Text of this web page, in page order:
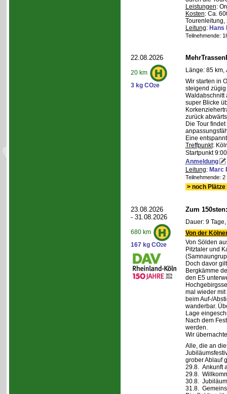
Leistungen:
Kosten: Ca.
Tourenleitung,
Leitung: Hans
Teilnehmende:
22.08.2026
20 km
3 kg CO2e
Länge: 85 km,
Wir starten in
steigend
Waldabschnitt
super Blicke
zurück
Die Tour
Eine
Treffpunkt:
Startpunkt
Anmeldung
Leitung: Marc
Teilnehmende:
> noch
23.08.2026
- 31.08.2026
680 km
167 kg CO2e
Zum
Dauer: 9
Von der
Von Sölden
Pitztaler und
Doch davor
Bergkämme
den E5
mal wieder
beim Auf-/
wanderbar.
Lage
Nach dem
werden.
Wir
Alle, die an
grober Ablauf
29.8. Ankunft
29.8.
30.8.
31.8.